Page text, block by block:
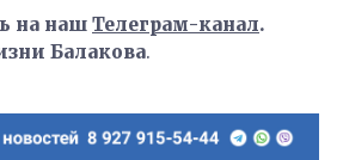
на наш Телеграм-канал.
Балакова.